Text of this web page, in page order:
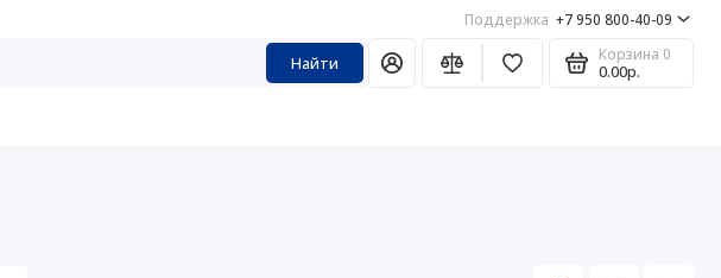
Поддержка +7 950 800-40-09
Найти Корзина 0
0.00р.